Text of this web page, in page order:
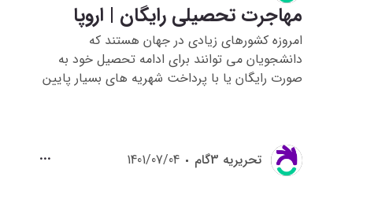
مهاجرت تحصیلی رایگان | اروپا
امروزه کشورهای زیادی در جهان هستند که
دانشجویان می توانند برای ادامه تحصیل خود به
صورت رایگان یا با پرداخت شهریه های بسیار پایین
تحريريه 3گام
1401/07/04